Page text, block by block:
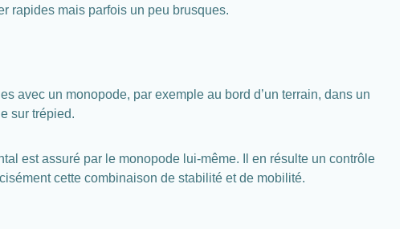
rapides mais parfois un peu brusques.
avec un monopode, par exemple au bord d’un terrain, dans un
sur trépied.
est assuré par le monopode lui-même. Il en résulte un contrôle
cette combinaison de stabilité et de mobilité.